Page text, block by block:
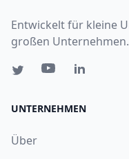
Entwickelt für kleine
großen Unternehmen.
UNTERNEHMEN
Über